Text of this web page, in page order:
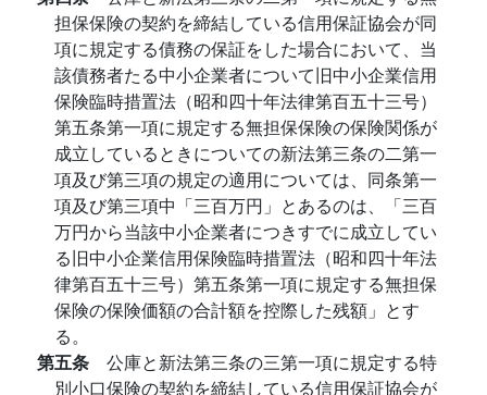
担保保険の契約を締結している信用保証協会が同
項に規定する債務の保証をした場合において、当
該債務者たる中小企業者について旧中小企業信用
保険臨時措置法（昭和四十年法律第百五十三号）
第五条第一項に規定する無担保保険の保険関係が
成立しているときについての新法第三条の二第一
項及び第三項の規定の適用については、同条第一
項及び第三項中「三百万円」とあるのは、「三百
万円から当該中小企業者につきすでに成立してい
る旧中小企業信用保険臨時措置法（昭和四十年法
律第百五十三号）第五条第一項に規定する無担保
保険の保険価額の合計額を控際した残額」とす
る。
第五条 公庫と新法第三条の三第一項に規定する特
別小口保険の契約を締結している信用保証協会が